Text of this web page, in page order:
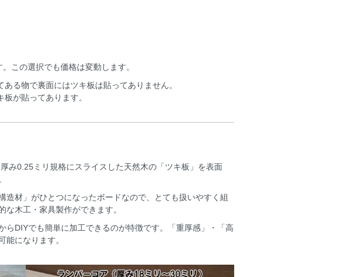
この選択でも価格は変動します。
る物で裏面にはツキ板は貼ってありません。
が貼ってあります。
み0.25ミリ規格にスライスした天然木の「ツキ板」を表面
造材」がひとつになったボードなので、とても扱いやすく組
木工・家具製作ができます。
らDIYでも簡単に加工できるのが特徴です。「重厚感」・「高
能になります。